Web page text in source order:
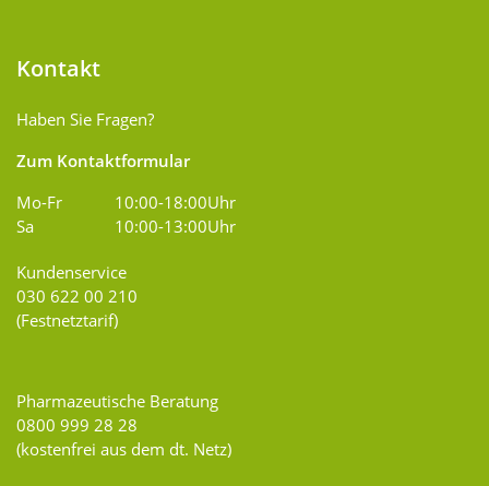
Kontakt
Haben Sie Fragen?
Zum Kontaktformular
Mo-Fr
10:00-18:00Uhr
Sa
10:00-13:00Uhr
Kundenservice
030 622 00 210
(Festnetztarif)
Pharmazeutische Beratung
0800 999 28 28
(kostenfrei aus dem dt. Netz)